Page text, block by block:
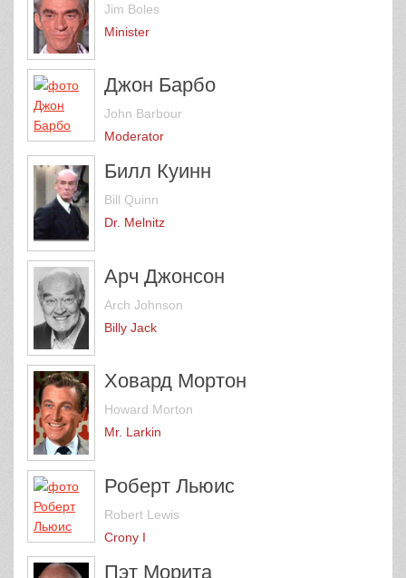
Jim Boles
Minister
Джон Барбо
John Barbour
Moderator
Билл Куинн
Bill Quinn
Dr. Melnitz
Арч Джонсон
Arch Johnson
Billy Jack
Ховард Мортон
Howard Morton
Mr. Larkin
Роберт Льюис
Robert Lewis
Crony I
Пэт Морита